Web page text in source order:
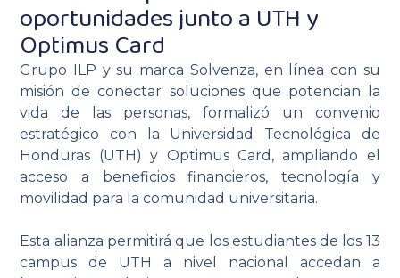
oportunidades junto a UTH y
Optimus Card
Grupo ILP y su marca Solvenza, en línea con su
misión de conectar soluciones que potencian la
vida de las personas, formalizó un convenio
estratégico con la Universidad Tecnológica de
Honduras (UTH) y Optimus Card, ampliando el
acceso a beneficios financieros, tecnología y
movilidad para la comunidad universitaria.
Esta alianza permitirá que los estudiantes de los 13
campus de UTH a nivel nacional accedan a